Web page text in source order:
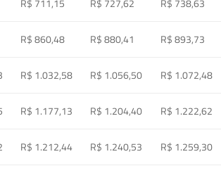
R$ 711,15 R$ 727,62 R$ 738,63
R$ 860,48 R$ 880,41 R$ 893,73
R$ 1.032,58 R$ 1.056,50 R$ 1.072,48
R$ 1.177,13 R$ 1.204,40 R$ 1.222,62
R$ 1.212,44 R$ 1.240,53 R$ 1.259,30